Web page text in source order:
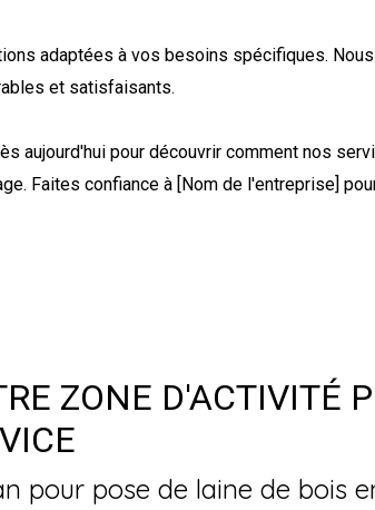
adaptées à vos besoins spécifiques.
et satisfaisants.
aujourd'hui pour découvrir comment nos
Faites confiance à [Nom de l'entreprise]
ZONE D'ACTIVITÉ
pour pose de laine de bois